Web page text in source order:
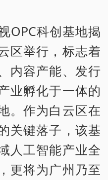
OPC科创基地揭
区举行，标志着
内容产能、发行
业孵化于一体的
。作为白云区在
关键落子，该基
人工智能产业全
更将为广州乃至